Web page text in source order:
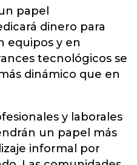
papel
dinero para
equipos y en
tecnológicos se
dinámico que en
y laborales
un papel más
informal por